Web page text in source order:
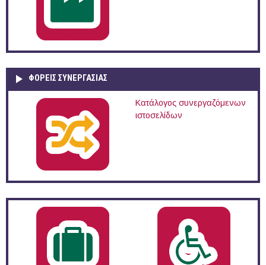
ΦΟΡΕΙΣ ΣΥΝΕΡΓΑΣΙΑΣ
Κατάλογος συνεργαζόμενων
ιστοσελίδων